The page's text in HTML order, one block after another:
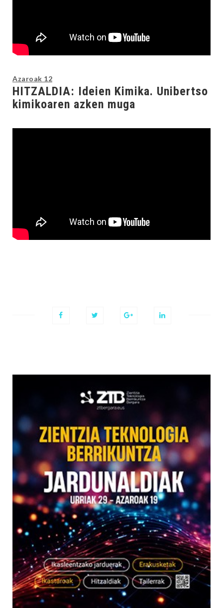
Azaroak 12
HITZALDIA: Ideien Kimika. Unibertso
kimikoaren azken muga